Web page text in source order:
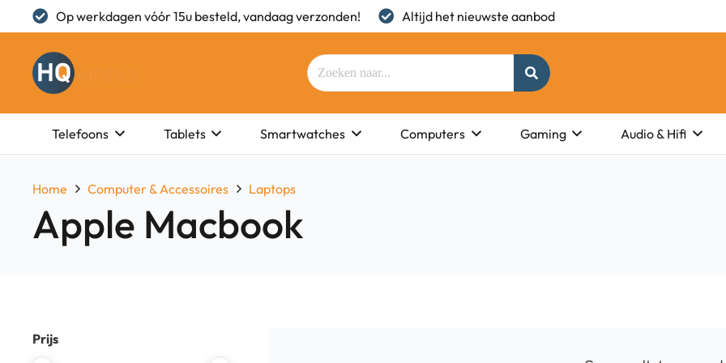
Op werkdagen vóór 15u besteld, vandaag verzonden! Altijd het nieuwste aanbod
Telefoons
Tablets Smartwatches Computers Gaming Audio & Hifi
Home Computer & Accessoires Laptops
Apple Macbook
Prijs